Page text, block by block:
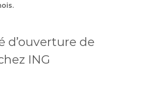
d’ouverture de
ING